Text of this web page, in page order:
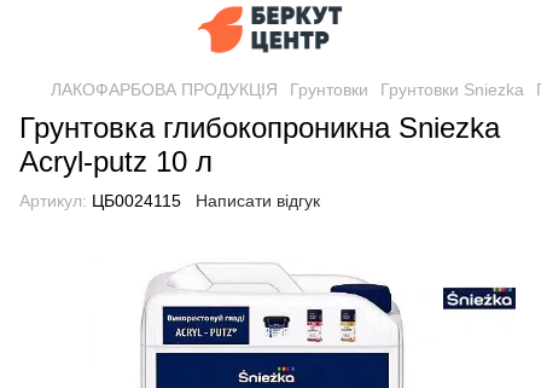
ЛАКОФАРБОВА ПРОДУКЦІЯ Грунтовки Грунтовки Sniezka
Грунтовка глибокопроникна Sniezka
Acryl-putz 10 л
Артикул: ЦБ0024115 Написати відгук